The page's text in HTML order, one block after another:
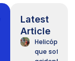
Latest
Article
Helicóptero
que sofreu